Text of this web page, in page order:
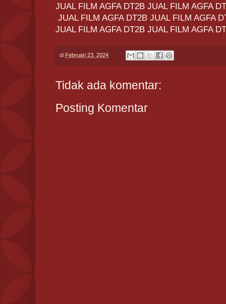
JUAL FILM AGFA DT2B JUAL FILM AGFA
JUAL FILM AGFA DT2B JUAL FILM AGFA
JUAL FILM AGFA DT2B JUAL FILM AGFA
di Februari 23, 2024
Tidak ada komentar:
Posting Komentar